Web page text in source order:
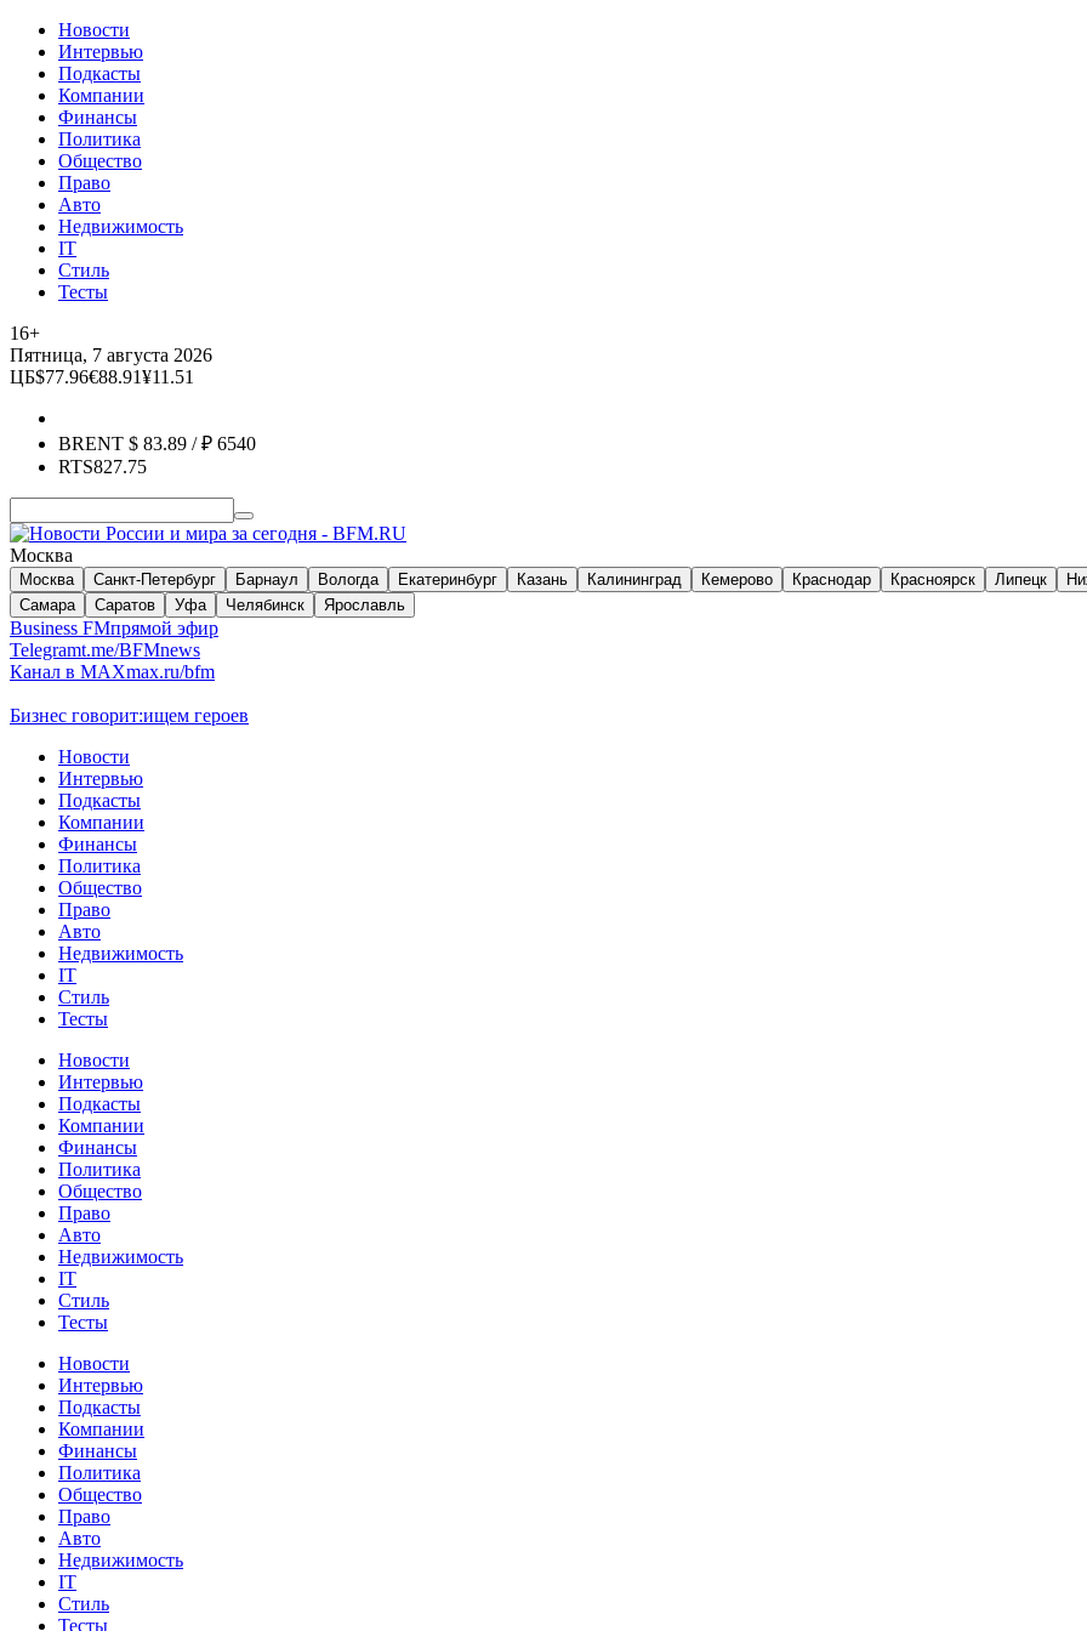
Новости
Интервью
Подкасты
Компании
Финансы
Политика
Общество
Право
Авто
Недвижимость
IT
Стиль
Тесты
16+
Пятница, 7 августа 2026
ЦБ$77.96€88.91¥11.51
BRENT $ 83.89 / ₽ 6540
RTS827.75
Москва
Москва Санкт-Петербург Барнаул Вологда Екатеринбург Казань Калининград Кемерово Краснодар Красноярск Липецк
Самара
Саратов Уфа Челябинск Ярославль
Business FMпрямой эфир
Telegramt.me/BFMnews
Канал в MAXmax.ru/bfm
Бизнес говорит:ищем героев
Новости
Интервью
Подкасты
Компании
Финансы
Политика
Общество
Право
Авто
Недвижимость
IT
Стиль
Тесты
Новости
Интервью
Подкасты
Компании
Финансы
Политика
Общество
Право
Авто
Недвижимость
IT
Стиль
Тесты
Новости
Интервью
Подкасты
Компании
Финансы
Политика
Общество
Право
Авто
Недвижимость
IT
Стиль
Тесты